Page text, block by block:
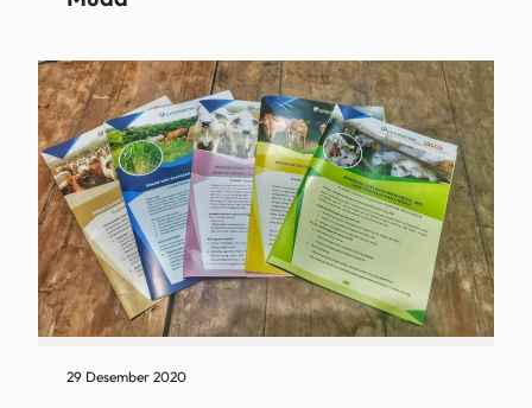
29 Desember 2020